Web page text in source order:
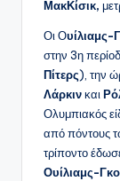
ΜακΚίσικ,
Οι Ουίλιαμς-
στην 3η
Πίτερς), την
Λάρκινκαι
Ολυμπιακός
από πόντους
τρίποντο
Ουίλιαμς-